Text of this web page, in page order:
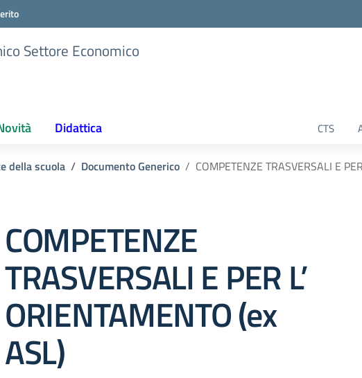
Settore Economico
Didattica CTS
della scuola Documento Generico COMPETENZE TRASVERSALI E
COMPETENZE
TRASVERSALI E PER L’
ORIENTAMENTO (ex
ASL)